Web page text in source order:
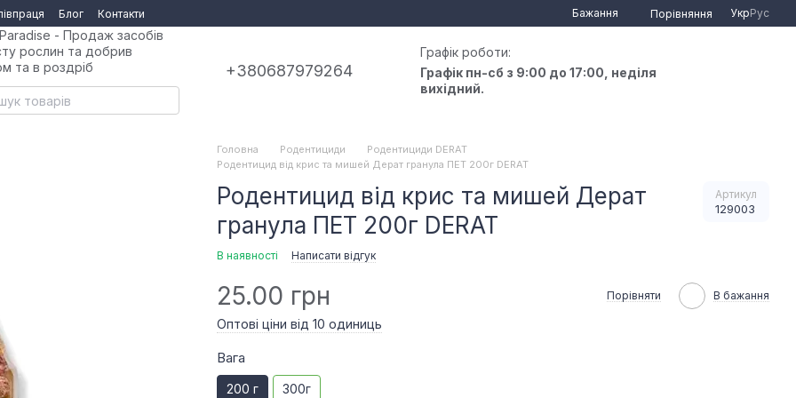
Блог Контакти Бажання Порівняння УкрРус
- Продаж засобів
рослин та добрив
та в роздріб
+380687979264
Графік роботи:
Графік пн-сб з 9:00 до 17:00, неділя
вихідний.
Головна Родентициди
Родентициди DERAT
Родентицид від крис та мишей Дерат гранула ПЕТ 200г DERAT
Родентицид від крис та мишей Дерат
гранула ПЕТ 200г DERAT
Артикул
129003
В наявності Написати відгук
25.00 грн Порівняти В бажання
Оптові ціни від 10 одиниць
Вага
200 г 300г